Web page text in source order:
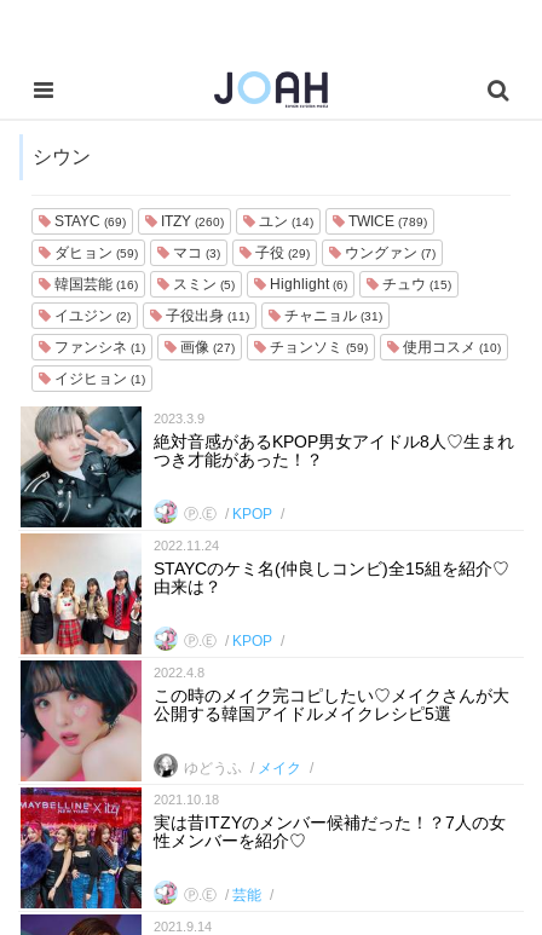
シウン
STAYC (69) ITZY (260) ユン (14) TWICE (789)
ダヒョン (59) マコ (3) 子役 (29) ウングァン (7)
韓国芸能 (16) スミン (5) Highlight(6) チュウ (15)
イユジン (2) 子役出身 (11) チャニョル (31)
ファンシネ (1) 画像 (27) チョンソミ (59) 使用コスメ (10)
イジヒョン (1)
2023.3.9
絶対音感があるKPOP男女アイドル8人♡生まれ
つき才能があった！？
Ⓟ.Ⓔ KPOP
2022.11.24
STAYCのケミ名(仲良しコンビ)全15組を紹介♡
由来は？
Ⓟ.Ⓔ KPOP
2022.4.8
この時のメイク完コピしたい♡メイクさんが大
公開する韓国アイドルメイクレシピ5選
ゆどうふ メイク
2021.10.18
実は昔ITZYのメンバー候補だった！？7人の女
性メンバーを紹介♡
Ⓟ.Ⓔ 芸能
2021.9.14